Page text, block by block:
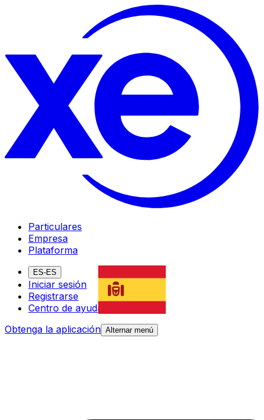
Particulares
Empresa
Plataforma
ES-ES
Iniciar sesión
Registrarse
Centro de ayuda
Obtenga la aplicación Alternar menú